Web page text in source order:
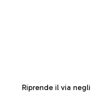
Riprende il via